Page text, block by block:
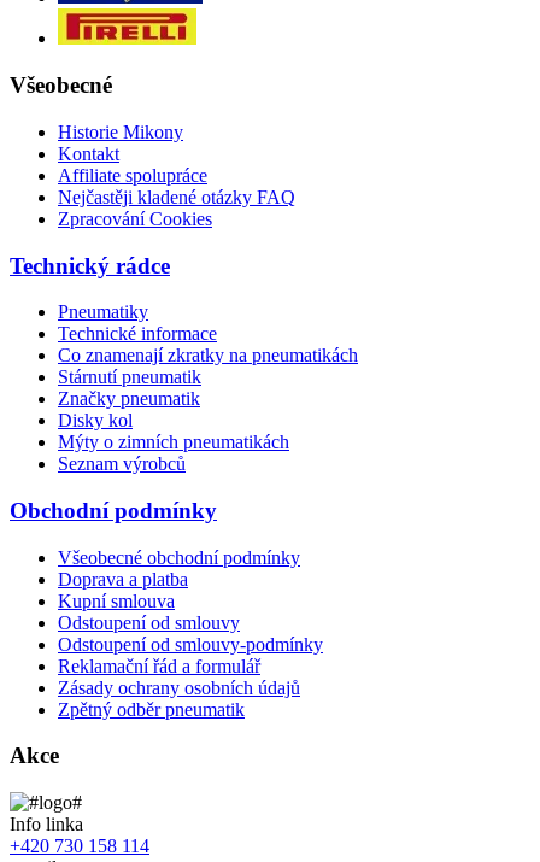
Všeobecné
Historie Mikony
Kontakt
Affiliate spolupráce
Nejčastěji kladené otázky FAQ
Zpracování Cookies
Technický rádce
Pneumatiky
Technické informace
Co znamenají zkratky na pneumatikách
Stárnutí pneumatik
Značky pneumatik
Disky kol
Mýty o zimních pneumatikách
Seznam výrobců
Obchodní podmínky
Všeobecné obchodní podmínky
Doprava a platba
Kupní smlouva
Odstoupení od smlouvy
Odstoupení od smlouvy-podmínky
Reklamační řád a formulář
Zásady ochrany osobních údajů
Zpětný odběr pneumatik
Akce
Info linka
+420 730 158 114